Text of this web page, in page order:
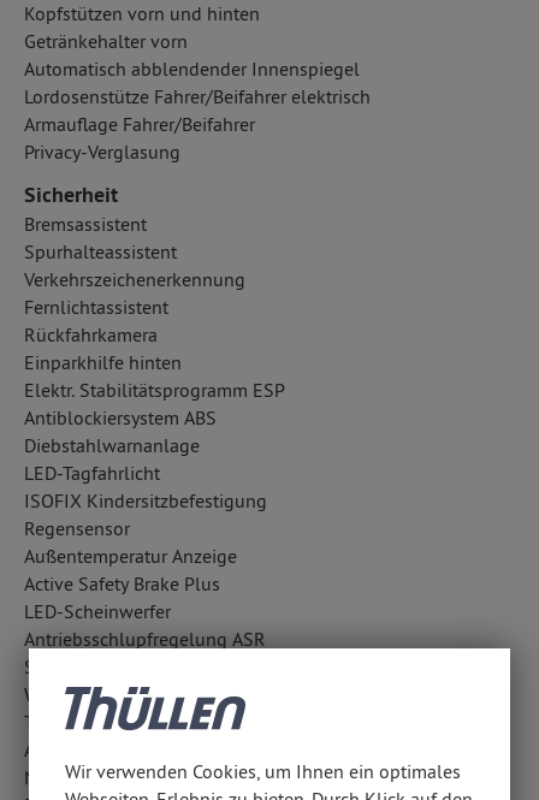
Kopfstützen vorn und hinten
Getränkehalter vorn
Automatisch abblendender Innenspiegel
Lordosenstütze Fahrer/Beifahrer elektrisch
Armauflage Fahrer/Beifahrer
Privacy-Verglasung
Sicherheit
Bremsassistent
Spurhalteassistent
Verkehrszeichenerkennung
Fernlichtassistent
Rückfahrkamera
Einparkhilfe hinten
Elektr. Stabilitätsprogramm ESP
Antiblockiersystem ABS
Diebstahlwarnanlage
LED-Tagfahrlicht
ISOFIX Kindersitzbefestigung
Regensensor
Außentemperatur Anzeige
Active Safety Brake Plus
LED-Scheinwerfer
Antriebsschlupfregelung ASR
Surround-Kamerasystem
Wegfahrsperre
Totwinkel-Assistent
Aufmerksamkeitsassistent
Notrufsystem
Wir verwenden Cookies, um Ihnen ein optimales